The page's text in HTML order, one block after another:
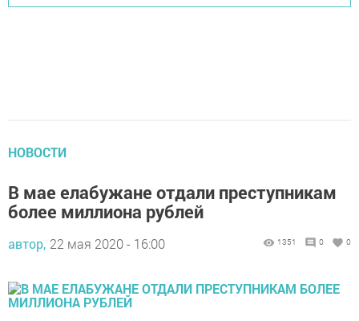
НОВОСТИ
В мае елабужане отдали преступникам
более миллиона рублей
автор, 22 мая 2020 - 16:00 1351 0 0